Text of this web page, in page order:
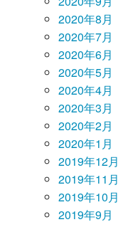
2020年8月
2020年7月
2020年6月
2020年5月
2020年4月
2020年3月
2020年2月
2020年1月
2019年12月
2019年11月
2019年10月
2019年9月